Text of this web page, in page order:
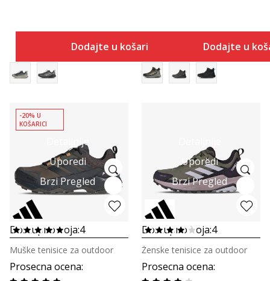
Dodajte u košaricu Dodajte u
Detaljnije
Uporedi
Brzi Pregled
-20% U
KOŠARICI
Dostupno boja:4
Prosecna ocena:
Muške tenisice za outdoor
Uporedi
Brzi Pregled
Dostupno boja:4
Prosecna ocena:
Ženske tenisice za outdoor